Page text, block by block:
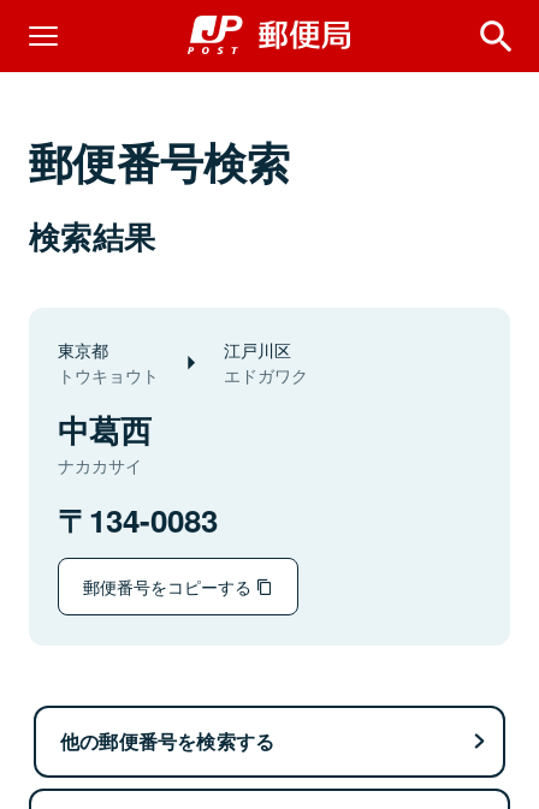
郵便番号検索
検索結果
東京都
トウキョウト
江戸川区
エドガワク
中葛西
ナカカサイ
134-0083
郵便番号をコピーする
他の郵便番号を検索する